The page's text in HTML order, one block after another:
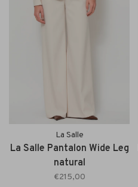
La Salle
La Salle Pantalon Wide Leg
natural
€215,00